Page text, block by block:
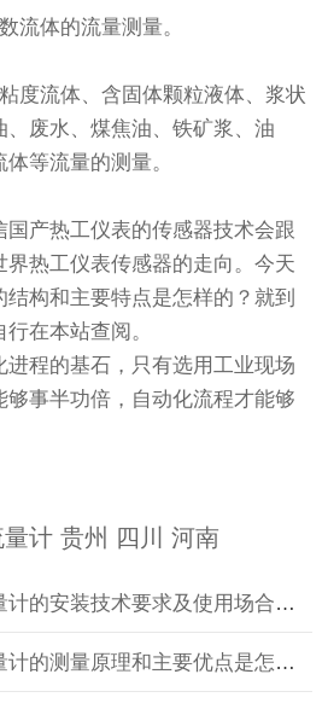
体的流量测量。
流体、含固体颗粒液体、浆状
废水、煤焦油、铁矿浆、油
等流量的测量。
产热工仪表的传感器技术会跟
热工仪表传感器的走向。今天
构和主要特点是怎样的？就到
在本站查阅。
程的基石，只有选用工业现场
事半功倍，自动化流程才能够
计 贵州 四川 河南
的安装技术要求及使用场合说明
的测量原理和主要优点是怎样的